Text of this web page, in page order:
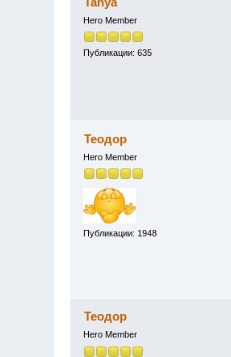
Hero Member
Публикации: 635
Теодор
Hero Member
Публикации: 1948
Теодор
Hero Member